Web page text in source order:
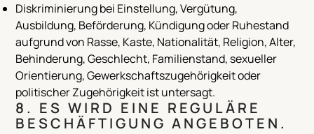
Diskriminierung bei Einstellung, Vergütung,
Ausbildung, Beförderung, Kündigung oder Ruhestand
aufgrund von Rasse, Kaste, Nationalität, Religion, Alter,
Behinderung, Geschlecht, Familienstand, sexueller
Orientierung, Gewerkschaftszugehörigkeit oder
politischer Zugehörigkeit ist untersagt.
8. ES WIRD EINE REGULÄRE
BESCHÄFTIGUNG ANGEBOTEN.